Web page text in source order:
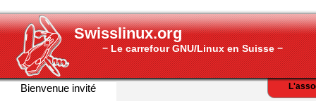
Swisslinux.org
− Le carrefour GNU/Linux en Suisse −
Bienvenue invité